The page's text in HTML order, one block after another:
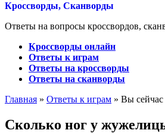
Кроссворды, Сканворды
Ответы на вопросы кроссвордов,
Кроссворды онлайн
Ответы к играм
Ответы на кроссворды
Ответы на сканворды
Главная » Ответы к играм » Вы сейчас
Сколько ног у